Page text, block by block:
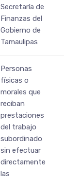
Secretaría de
Finanzas del
Gobierno de
Tamaulipas
Personas
físicas o
morales que
reciban
prestaciones
del trabajo
subordinado
sin efectuar
directamente
las